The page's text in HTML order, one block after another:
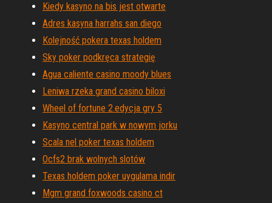
Kiedy kasyno na bis jest otwarte
Adres kasyna harrahs san diego
Kolejność pokera texas holdem
Sky poker podkręca strategię
Agua caliente casino moody blues
Leniwa rzeka grand casino biloxi
Wheel of fortune 2.edycja gry 5
Kasyno central park w nowym jorku
Scala nel poker texas holdem
Ocfs2 brak wolnych slotów
Texas holdem poker uygulama indir
Mgm grand foxwoods casino ct